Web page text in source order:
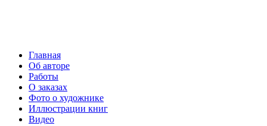
Главная
Об авторе
Работы
О заказах
Фото о художнике
Иллюстрации книг
Видео